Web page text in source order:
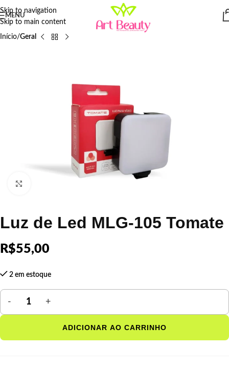
Skip to navigation
Skip to main content
MENU
Início Geral
Luz de Led MLG-105 Tomate
R$55,00
2 em estoque
ADICIONAR AO CARRINHO